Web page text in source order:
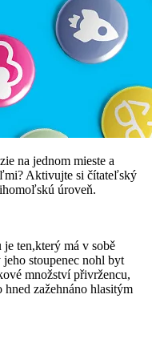
na jednom mieste a
Aktivujte si čítateľský
úroveň.
ten,který má v sobě
stoupenec nohl byt
množství přivržencu,
zažehnáno hlasitým